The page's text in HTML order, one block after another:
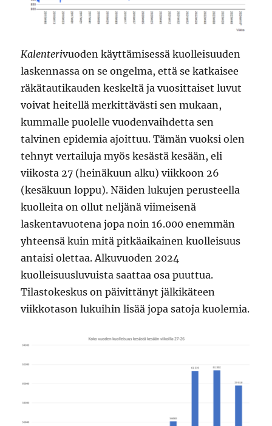
Kalenterivuoden käyttämisessä kuolleisuuden
laskennassa on se ongelma, että se katkaisee
räkätautikauden keskeltä ja vuosittaiset luvut
voivat heitellä merkittävästi sen mukaan,
kummalle puolelle vuodenvaihdetta sen
talvinen epidemia ajoittuu. Tämän vuoksi olen
tehnyt vertailuja myös kesästä kesään, eli
viikosta 27 (heinäkuun alku) viikkoon 26
(kesäkuun loppu). Näiden lukujen perusteella
kuolleita on ollut neljänä viimeisenä
laskentavuotena jopa noin 16.000 enemmän
yhteensä kuin mitä pitkäaikainen kuolleisuus
antaisi olettaa. Alkuvuoden 2024
kuolleisuusluvuista saattaa osa puuttua.
Tilastokeskus on päivittänyt jälkikäteen
viikkotason lukuihin lisää jopa satoja kuolemia.